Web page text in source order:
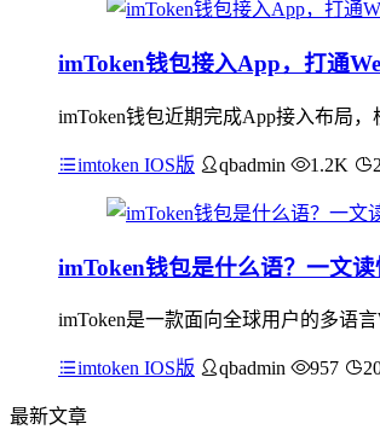
imToken钱包接入App，打通
imToken钱包近期完成App接入布局
imtoken IOS版 qbadmin 1.2K
imToken钱包是什么语？一文
imToken是一款面向全球用户的多语
imtoken IOS版 qbadmin 957
最新文章